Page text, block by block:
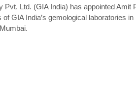
Ltd. (GIA India) has appointed Amit
GIA India’s gemological laboratories